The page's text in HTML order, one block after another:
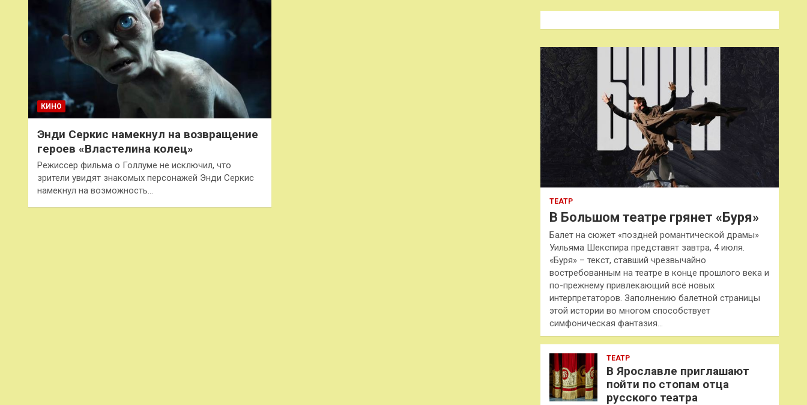
КИНО
Энди Серкис намекнул на возвращение
героев «Властелина колец»
Режиссер фильма о Голлуме не исключил, что
зрители увидят знакомых персонажей Энди Серкис
намекнул на возможность…
к
ТЕАТР
В Большом театре грянет «Буря»
Балет на сюжет «поздней романтической драмы»
Уильяма Шекспира представят завтра, 4 июля.
«Буря» – текст, ставший чрезвычайно
востребованным на театре в конце прошлого века и
по-прежнему привлекающий всё новых
интерпретаторов. Заполнению балетной страницы
этой истории во многом способствует
симфоническая фантазия…
ТЕАТР
В Ярославле приглашают
пойти по стопам отца
русского театра